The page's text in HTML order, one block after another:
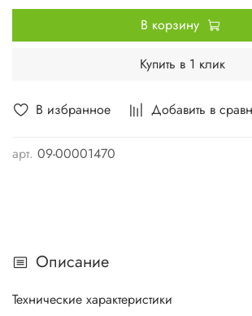
В избранное Добавить в
арт. 09-00001470
В корзину
Купить в 1 клик
Описание
Технические характеристики